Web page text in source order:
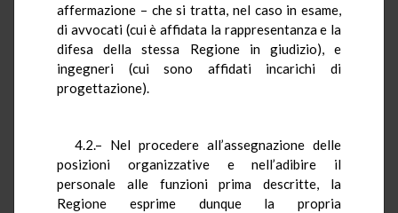
affermazione – che si tratta, nel caso in esame,
di avvocati (cui è affidata la rappresentanza e la
difesa della stessa Regione in giudizio), e
ingegneri (cui sono affidati incarichi di
progettazione).
4.2.– Nel procedere all’assegnazione delle
posizioni organizzative e nell’adibire il
personale alle funzioni prima descritte, la
Regione esprime dunque la propria